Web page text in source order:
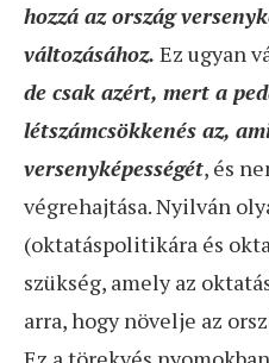
hozzá az ország
változásához. Ez ugyan
de csak azért, mert a
létszámcsökkenés az,
versenyképességét, és
végrehajtása. Nyilván
(oktatáspolitikára és
szükség, amely az
arra, hogy növelje az